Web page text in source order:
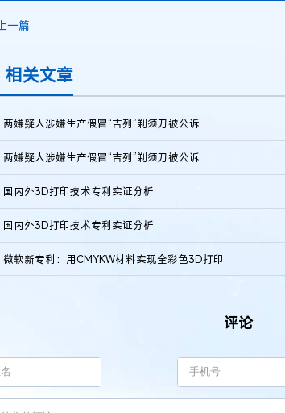
上一篇
相关文章
两嫌疑人涉嫌生产假冒“吉列”剃须刀被公诉
两嫌疑人涉嫌生产假冒“吉列”剃须刀被公诉
国内外3D打印技术专利实证分析
国内外3D打印技术专利实证分析
微软新专利：用CMYKW材料实现全彩色3D打印
评论